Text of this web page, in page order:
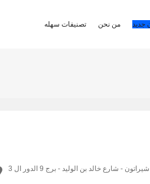
تصنيفات سهله من نحن جديد
شيراتون - شارع خالد بن الوليد - برج 9 الدور ال 3